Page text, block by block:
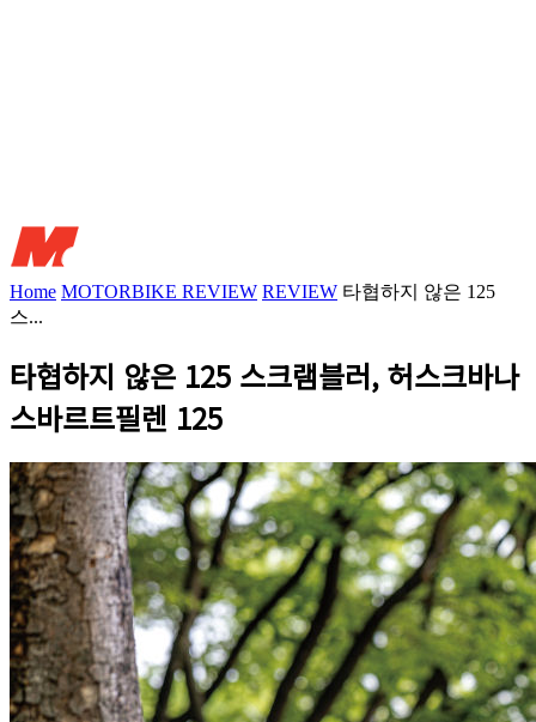
Home MOTORBIKE REVIEW REVIEW 타협하지 않은 125
스...
타협하지 않은 125 스크램블러, 허스크바나
스바르트필렌 125